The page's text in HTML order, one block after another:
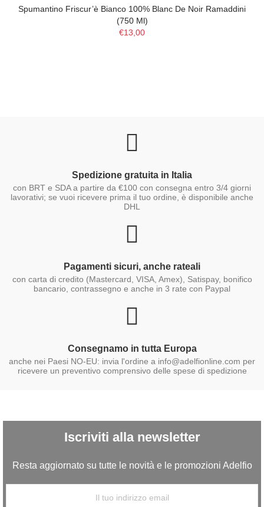
Spumantino Friscur’è Bianco 100% Blanc De Noir Ramaddini
(750 Ml)
€13,00
Spedizione gratuita in Italia
con BRT e SDA a partire da €100 con consegna entro 3/4 giorni
lavorativi; se vuoi ricevere prima il tuo ordine, è disponibile anche
DHL
Pagamenti sicuri, anche rateali
con carta di credito (Mastercard, VISA, Amex), Satispay, bonifico
bancario, contrassegno e anche in 3 rate con Paypal
Consegnamo in tutta Europa
anche nei Paesi NO-EU: invia l'ordine a info@adelfionline.com per
ricevere un preventivo comprensivo delle spese di spedizione
Iscriviti alla newsletter
Resta aggiornato su tutte le novità e le promozioni Adelfio